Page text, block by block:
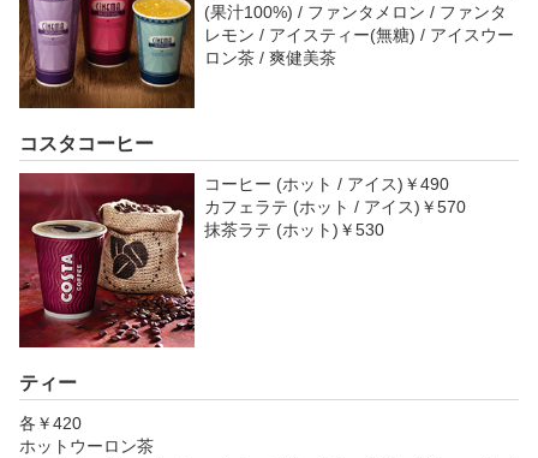
(果汁100%) / ファンタメロン / ファンタ
レモン / アイスティー(無糖) / アイスウー
ロン茶 / 爽健美茶
コスタコーヒー
コーヒー (ホット / アイス)￥490
カフェラテ (ホット / アイス)￥570
抹茶ラテ (ホット)￥530
ティー
各￥420
ホットウーロン茶